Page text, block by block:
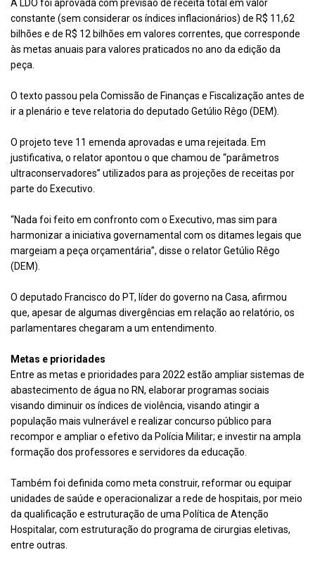
A LDO foi aprovada com previsão de receita total em valor
constante (sem considerar os índices inflacionários) de R$ 11,62
bilhões e de R$ 12 bilhões em valores correntes, que corresponde
às metas anuais para valores praticados no ano da edição da
peça.
O texto passou pela Comissão de Finanças e Fiscalização antes de
ir a plenário e teve relatoria do deputado Getúlio Rêgo (DEM).
O projeto teve 11 emenda aprovadas e uma rejeitada. Em
justificativa, o relator apontou o que chamou de “parâmetros
ultraconservadores” utilizados para as projeções de receitas por
parte do Executivo.
“Nada foi feito em confronto com o Executivo, mas sim para
harmonizar a iniciativa governamental com os ditames legais que
margeiam a peça orçamentária”, disse o relator Getúlio Rêgo
(DEM).
O deputado Francisco do PT, líder do governo na Casa, afirmou
que, apesar de algumas divergências em relação ao relatório, os
parlamentares chegaram a um entendimento.
Metas e prioridades
Entre as metas e prioridades para 2022 estão ampliar sistemas de
abastecimento de água no RN, elaborar programas sociais
visando diminuir os índices de violência, visando atingir a
população mais vulnerável e realizar concurso público para
recompor e ampliar o efetivo da Polícia Militar; e investir na ampla
formação dos professores e servidores da educação.
Também foi definida como meta construir, reformar ou equipar
unidades de saúde e operacionalizar a rede de hospitais, por meio
da qualificação e estruturação de uma Política de Atenção
Hospitalar, com estruturação do programa de cirurgias eletivas,
entre outras.